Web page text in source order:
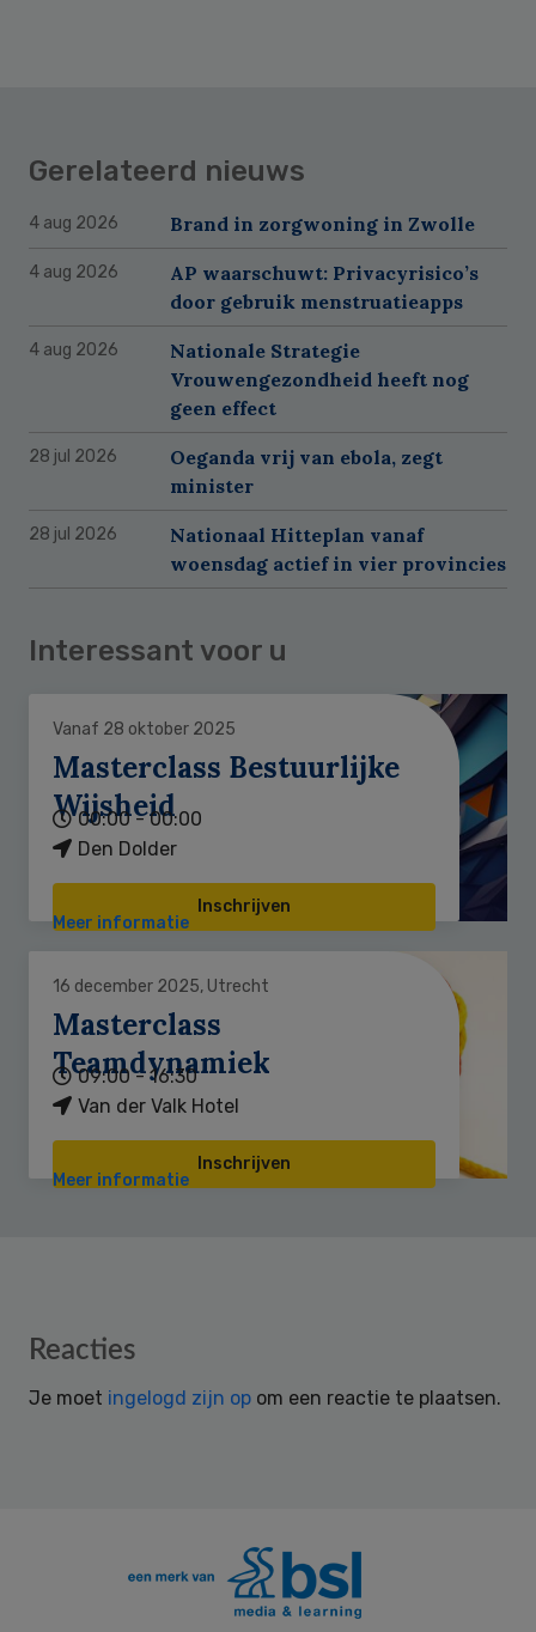
Gerelateerd nieuws
4 aug 2026 Brand in zorgwoning in Zwolle
4 aug 2026
AP waarschuwt: Privacyrisico’s
door gebruik menstruatieapps
4 aug 2026
Nationale Strategie
Vrouwengezondheid heeft nog
geen effect
28 jul 2026
Oeganda vrij van ebola, zegt
minister
28 jul 2026
Nationaal Hitteplan vanaf
woensdag actief in vier provincies
Interessant voor u
Vanaf 28 oktober 2025
Masterclass Bestuurlijke
Wijsheid
00:00 - 00:00
Den Dolder
Inschrijven
Meer informatie
16 december 2025, Utrecht
Masterclass
Teamdynamiek
09:00 - 16:30
Van der Valk Hotel
Inschrijven
Meer informatie
Reader
Reacties
Je moet ingelogd zijn op om een reactie te plaatsen.